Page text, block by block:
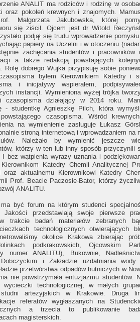
ANALIT ma rodziców i rodzinę w
oraz pokoleń krewnych i znajomych.
Małgorzata Jakubowska, której
się ziścił. Ojcem jest dr Witold
podjął się trudu wprowadzenie
papiery na Uczelni i w otoczeniu
zachęcania studentów i pracowników
a także redakcją powstających
Rolę dobrego Wujka przypisuję sobie
byłem Kierownikiem Katedry i
i inicjatywy wspierałem,
instancji. Wymieniona wyżej trójka
czasopisma działający w 2014 roku.
- studentkę Agnieszkę Pilch, która
czasopisma. Wśród
na wymienienie zasługuje Łukasz
stroną internetową i wprowadzaniem na
Należało by wymienić jeszcze
którzy w ten lub inny sposób przyczynili
I bez wątpienia wyrazy uznania i
Katedry Chemii Analitycznej
oraz aktualnemu Kierownikowi Katedry
Prof. Beacie Paczosie-Bator, którzy
ANALITU.
ma być forum na którym studenci
przedstawiają swoje pierwsze
trakcie badań materiałów zebranych
technologicznych otwierających
okolice Krakowa zbierając
podkrakowskich, Ojcowskim
numer ANALITU), Bukownie,
i Zakładzie uzdatniania wody
przetwórstwa odpadów hutniczych w
nie powstrzymała entuzjazmu studentów.
wycieczki technologicznej, w małych
artezyjskich w Krakowie. Druga
referatów wygłaszanych na
a trzecia to publikowanie
magisterskich.